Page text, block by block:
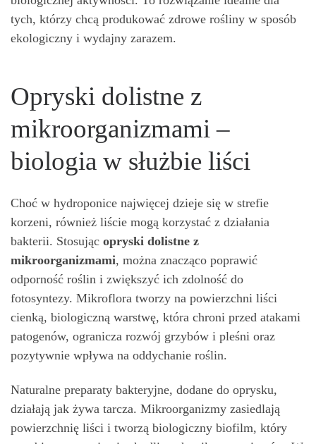
tych, którzy chcą produkować zdrowe rośliny w sposób
ekologiczny i wydajny zarazem.
Opryski dolistne z
mikroorganizmami –
biologia w służbie liści
Choć w hydroponice najwięcej dzieje się w strefie
korzeni, również liście mogą korzystać z działania
bakterii. Stosując opryski dolistne z
mikroorganizmami, można znacząco poprawić
odporność roślin i zwiększyć ich zdolność do
fotosyntezy. Mikroflora tworzy na powierzchni liści
cienką, biologiczną warstwę, która chroni przed atakami
patogenów, ogranicza rozwój grzybów i pleśni oraz
pozytywnie wpływa na oddychanie roślin.
Naturalne preparaty bakteryjne, dodane do oprysku,
działają jak żywa tarcza. Mikroorganizmy zasiedlają
powierzchnię liści i tworzą biologiczny biofilm, który